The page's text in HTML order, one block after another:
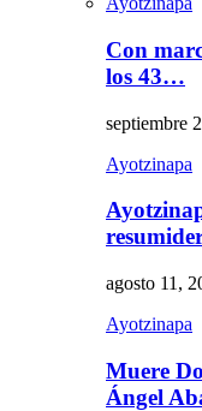
Con
los 43…
septiembre
Ayotzinapa
agosto 11,
Ayotzinapa
Muere
Ángel